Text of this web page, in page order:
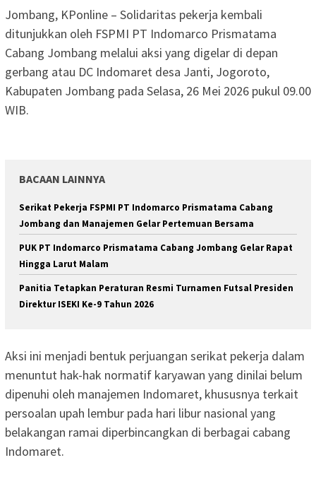
Jombang, KPonline – Solidaritas pekerja kembali
ditunjukkan oleh FSPMI PT Indomarco Prismatama
Cabang Jombang melalui aksi yang digelar di depan
gerbang atau DC Indomaret desa Janti, Jogoroto,
Kabupaten Jombang pada Selasa, 26 Mei 2026 pukul 09.00
WIB.
BACAAN LAINNYA
Serikat Pekerja FSPMI PT Indomarco Prismatama Cabang
Jombang dan Manajemen Gelar Pertemuan Bersama
PUK PT Indomarco Prismatama Cabang Jombang Gelar Rapat
Hingga Larut Malam
Panitia Tetapkan Peraturan Resmi Turnamen Futsal Presiden
Direktur ISEKI Ke-9 Tahun 2026
Aksi ini menjadi bentuk perjuangan serikat pekerja dalam
menuntut hak-hak normatif karyawan yang dinilai belum
dipenuhi oleh manajemen Indomaret, khususnya terkait
persoalan upah lembur pada hari libur nasional yang
belakangan ramai diperbincangkan di berbagai cabang
Indomaret.